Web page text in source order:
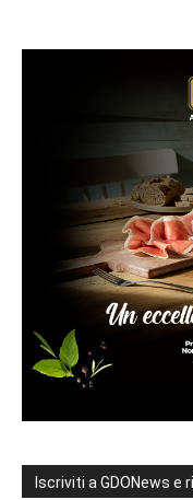
Iscriviti a GDONews e